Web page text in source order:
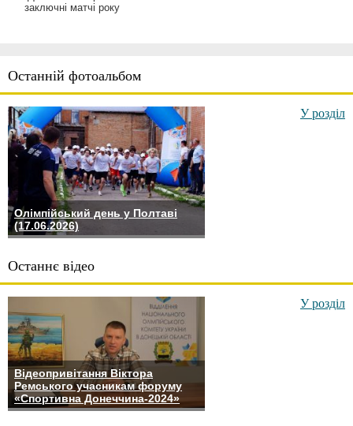
Останній фотоальбом
Олімпійський день у Полтаві
(17.06.2026)
У розділ
Останнє відео
Відеопривітання Віктора
Ремського учасникам форуму
«Спортивна Донеччина-2024»
У розділ
заключні матчі року